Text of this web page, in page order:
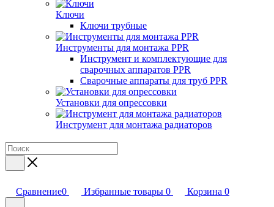
Ключи
Ключи трубные
Инструменты для монтажа PPR
Инструмент и комплектующие для
сварочных аппаратов PPR
Сварочные аппараты для труб PPR
Установки для опрессовки
Инструмент для монтажа радиаторов
Сравнение0 Избранные товары 0 Корзина 0